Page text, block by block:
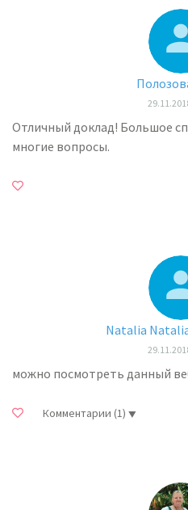
Отличный доклад! Большое
многие вопросы.
Natalia
можно посмотреть данный
Комментарии (1)